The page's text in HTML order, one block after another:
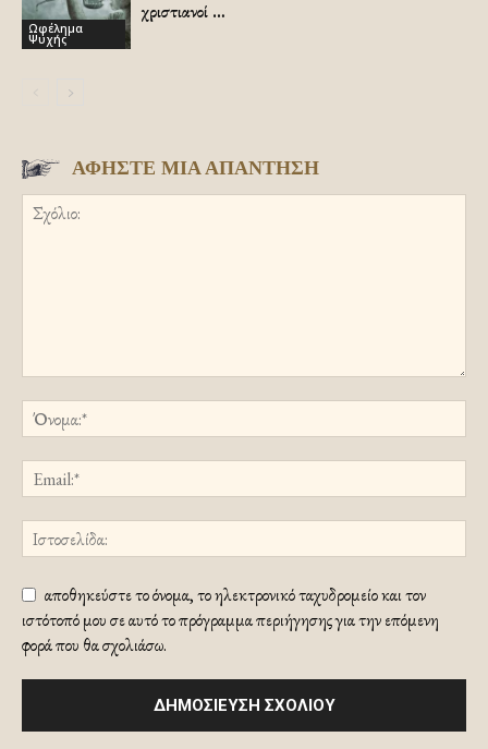
Ωφέλημα
Ψυχής
χριστιανοί …
ΑΦΗΣΤΕ ΜΙΑ ΑΠΑΝΤΗΣΗ
αποθηκεύστε το όνομα, το ηλεκτρονικό ταχυδρομείο και τον
ιστότοπό μου σε αυτό το πρόγραμμα περιήγησης για την επόμενη
φορά που θα σχολιάσω.